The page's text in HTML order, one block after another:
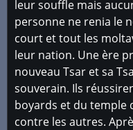
leur souffle mais
personne ne renia le
court et tout les
leur nation. Une ère
nouveau Tsar et sa
souverain. Ils
boyards et du temple
contre les autres.